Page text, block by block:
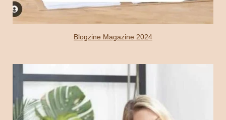
Blogzine Magazine 2024